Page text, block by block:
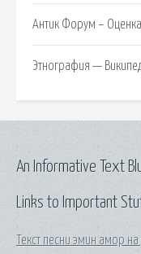
Антик Форум –
Этнография —
Links to Important
Текст песни эмин амор
An Informative Text